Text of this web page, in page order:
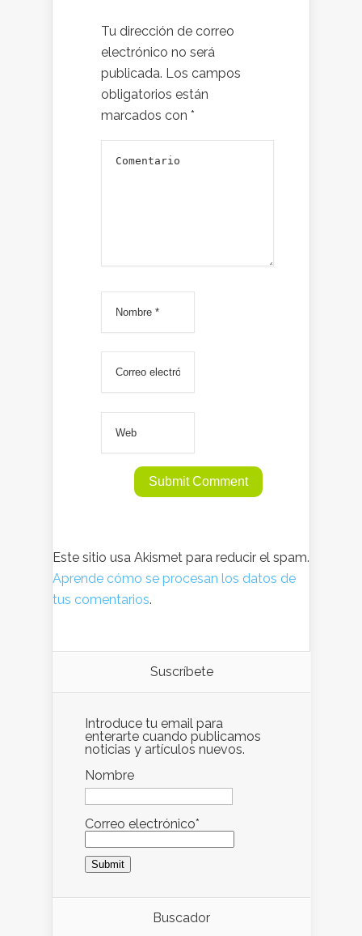
Tu dirección de correo
electrónico no será
publicada. Los campos
obligatorios están
marcados con *
Este sitio usa Akismet para reducir el spam.
Aprende cómo se procesan los datos de
tus comentarios.
Suscríbete
Introduce tu email para
enterarte cuando publicamos
noticias y artículos nuevos.
Nombre
Correo electrónico*
Buscador